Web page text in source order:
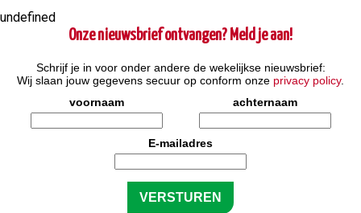
e
undefined
Onze nieuwsbrief ontvangen? Meld je aan!
Schrijf je in voor onder andere de wekelijkse nieuwsbrief:
Wij slaan jouw gegevens secuur op conform onze privacy policy.
voornaam
achternaam
E-mailadres